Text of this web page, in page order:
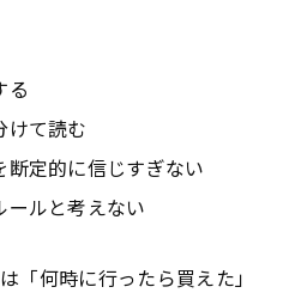
る
けて読む
定的に信じすぎない
ールと考えない
「何時に行ったら買えた」